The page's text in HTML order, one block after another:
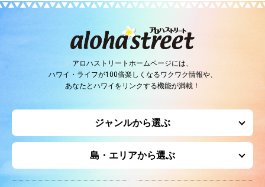
アロハストリートホームページには、
ハワイ・ライフが100倍楽しくなるワクワク情報や、
あなたとハワイをリンクする機能が満載！
ジャンルから選ぶ
島・エリアから選ぶ